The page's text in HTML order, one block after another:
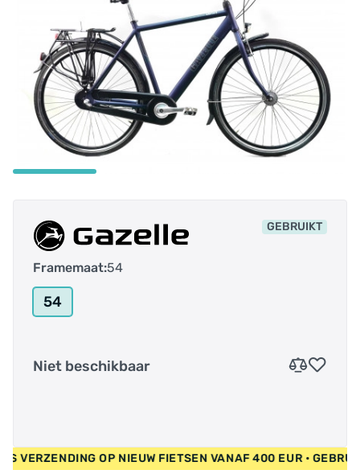
GEBRUIKT
Framemaat:54
54
Niet beschikbaar
VERZENDING OP NIEUW FIETSEN VANAF 400 EUR •